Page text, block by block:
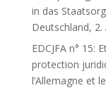
in das
Deutschland,
EDCJFA n° 15:
protection
l’Allemagne et